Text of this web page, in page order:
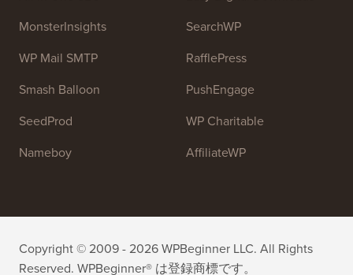
MonsterInsights
WP Mail SMTP
Smash Balloon
SeedProd
Nameboy
SearchWP
RafflePress
PushEngage
WP Charitable
AffiliateWP
Copyright © 2009 - 2026 WPBeginner LLC. All Rights
Reserved. WPBeginner® は登録商標です。